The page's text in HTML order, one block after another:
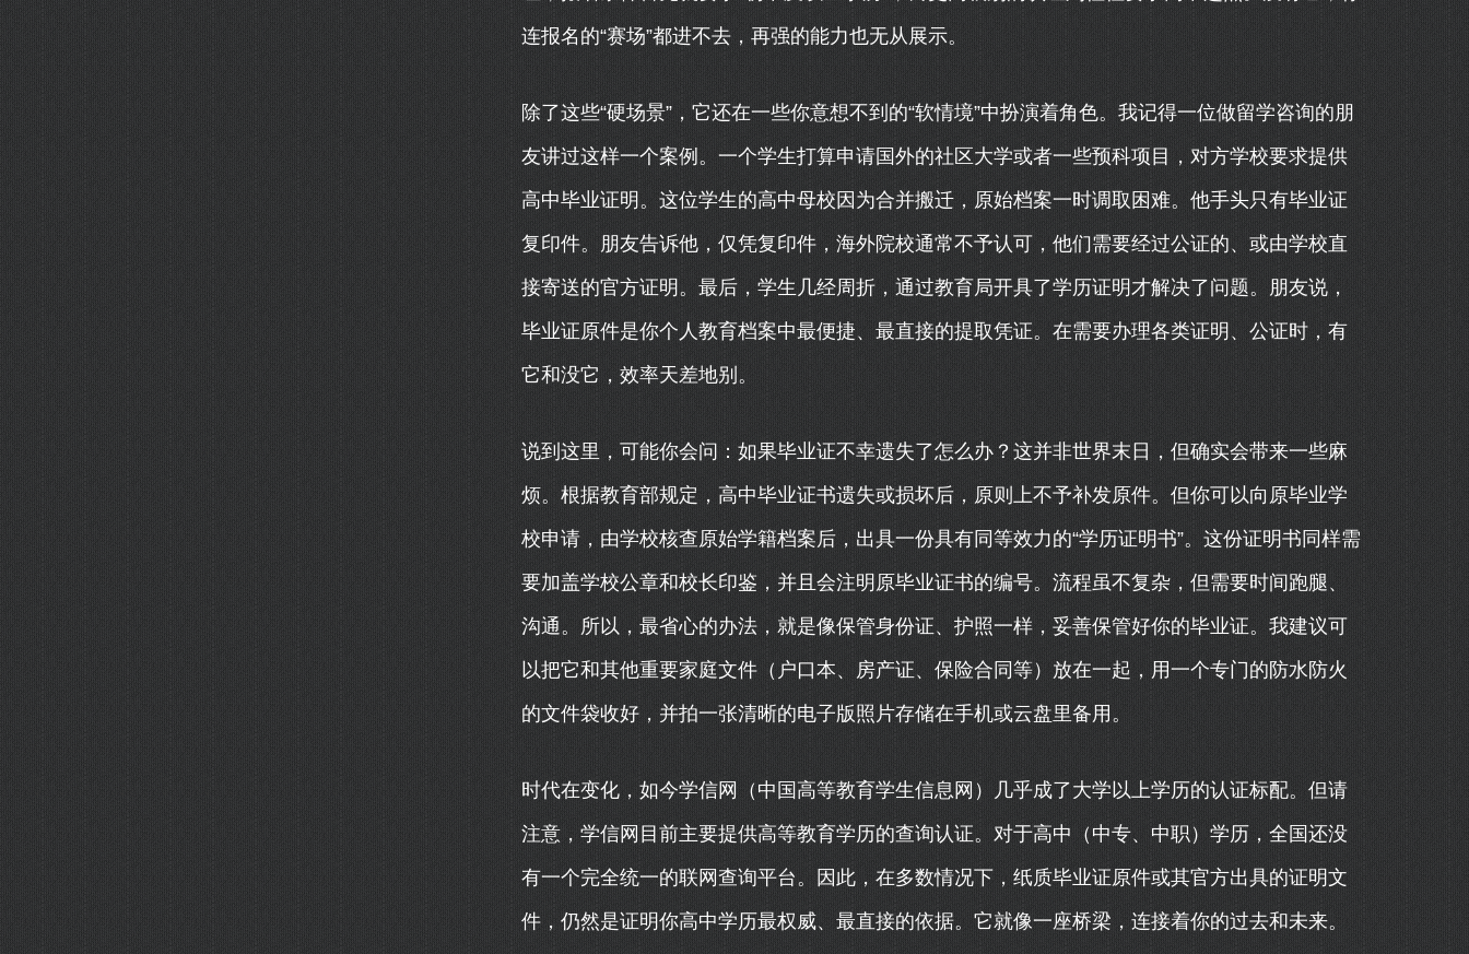
连报名的“赛场”都进不去，再强的能力也无从展示。
除了这些“硬场景”，它还在一些你意想不到的“软情境”中扮演着角色。我记得一位做留学咨询的朋
友讲过这样一个案例。一个学生打算申请国外的社区大学或者一些预科项目，对方学校要求提供
高中毕业证明。这位学生的高中母校因为合并搬迁，原始档案一时调取困难。他手头只有毕业证
复印件。朋友告诉他，仅凭复印件，海外院校通常不予认可，他们需要经过公证的、或由学校直
接寄送的官方证明。最后，学生几经周折，通过教育局开具了学历证明才解决了问题。朋友说，
毕业证原件是你个人教育档案中最便捷、最直接的提取凭证。在需要办理各类证明、公证时，有
它和没它，效率天差地别。
说到这里，可能你会问：如果毕业证不幸遗失了怎么办？这并非世界末日，但确实会带来一些麻
烦。根据教育部规定，高中毕业证书遗失或损坏后，原则上不予补发原件。但你可以向原毕业学
校申请，由学校核查原始学籍档案后，出具一份具有同等效力的“学历证明书”。这份证明书同样需
要加盖学校公章和校长印鉴，并且会注明原毕业证书的编号。流程虽不复杂，但需要时间跑腿、
沟通。所以，最省心的办法，就是像保管身份证、护照一样，妥善保管好你的毕业证。我建议可
以把它和其他重要家庭文件（户口本、房产证、保险合同等）放在一起，用一个专门的防水防火
的文件袋收好，并拍一张清晰的电子版照片存储在手机或云盘里备用。
时代在变化，如今学信网（中国高等教育学生信息网）几乎成了大学以上学历的认证标配。但请
注意，学信网目前主要提供高等教育学历的查询认证。对于高中（中专、中职）学历，全国还没
有一个完全统一的联网查询平台。因此，在多数情况下，纸质毕业证原件或其官方出具的证明文
件，仍然是证明你高中学历最权威、最直接的依据。它就像一座桥梁，连接着你的过去和未来。